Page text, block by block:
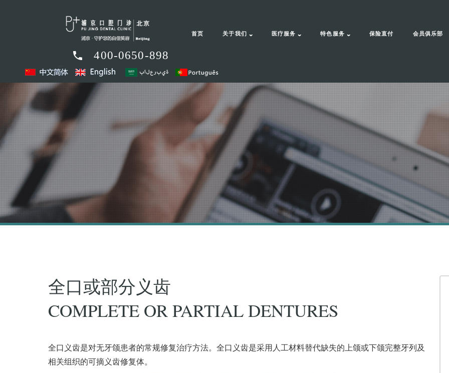
首页 关于我们 医疗服务 特色服务 保险直付 会员俱乐部
400-0650-898
全口或部分义齿
COMPLETE OR PARTIAL DENTURES
全口义齿是对无牙颌患者的常规修复治疗方法。全口义齿是采用人工材料替代缺失的上颌或下颌完整牙列及
相关组织的可摘义齿修复体。